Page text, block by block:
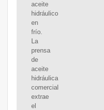
aceite
hidráulico
en
frío.
La
prensa
de
aceite
hidráulica
comercial
extrae
el